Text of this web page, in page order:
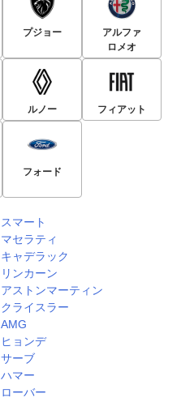
プジョー
アルファ
ロメオ
ルノー フィアット
フォード
スマート
マセラティ
キャデラック
リンカーン
アストンマーティン
クライスラー
AMG
ヒョンデ
サーブ
ハマー
ローバー